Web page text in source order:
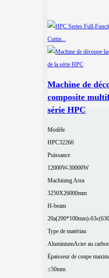
Machine de
composite
série HPC
Modèle
HPC32260
Puissance
12000W-30000W
Machining Area
3250X26000mm
H-beam
20a(200*100mm)-
Type de matériau
AluminiumAcier au
Épaisseur de coupe
≤50mm